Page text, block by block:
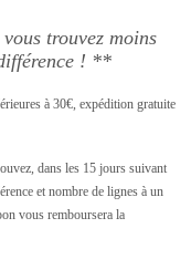
trouvez moins
! **
à 30€, expédition gratuite
dans les 15 jours suivant
et nombre de lignes à un
vous remboursera la